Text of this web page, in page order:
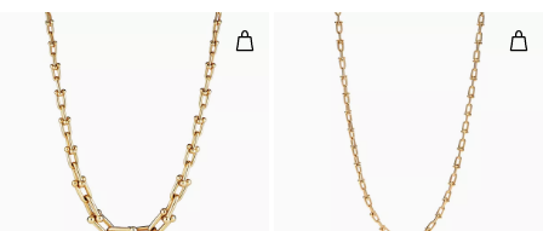
그래듀에이티드 링크 네크리스, 옐
스